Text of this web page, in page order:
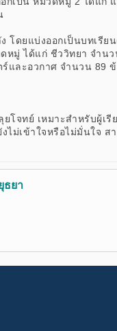
โดยแบ่งออกเป็นบทเรีย
หมู่ ได้แก่ ชีววิทยา จำน
และอวกาศ จำนวน 89
โจทย์ เหมาะสำหรับผู้เรี
ไม่เข้าใจหรือไม่มั่นใจ ส
ธยา